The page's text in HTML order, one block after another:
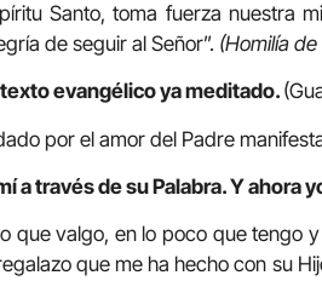
Santo, toma fuerza nuestra
de seguir al Señor”. (Homilía
evangélico ya meditado.
por el amor del Padre
a través de su Palabra. Y ahora
que valgo, en lo poco que tengo
que me ha hecho con su